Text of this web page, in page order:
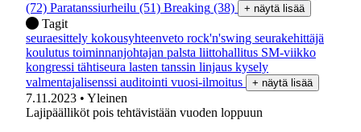
(72) Paratanssiurheilu (51) Breaking (38) + näytä lisää
Tagit
seuraesittely kokousyhteenveto rock'n'swing seurakehittäjä
koulutus toiminnanjohtajan palsta liittohallitus SM-viikko
kongressi tähtiseura lasten tanssin linjaus kysely
valmentajalisenssi auditointi vuosi-ilmoitus + näytä lisää
7.11.2023 • Yleinen
Lajipäälliköt pois tehtävistään vuoden loppuun